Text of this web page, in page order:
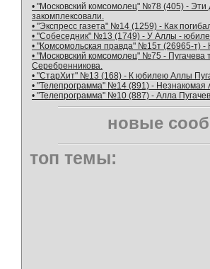
• "Московский комсомолец" №78 (405) - Эти
закомплексовали.
• "Экспресс газета" №14 (1259) - Как
• "Собеседник" №13 (1749) - У Аллы -
• "Комсомольская правда" №15т (26965-т)
• "Московский комсомолец" №75 - Пугачева
Серебренникова.
• "СтарХит" №13 (168) - К юбилею Аллы
• "Телепрограмма" №14 (891) - Незнакомая
• "Телепрограмма" №10 (887) - Алла
новые
топ темы: